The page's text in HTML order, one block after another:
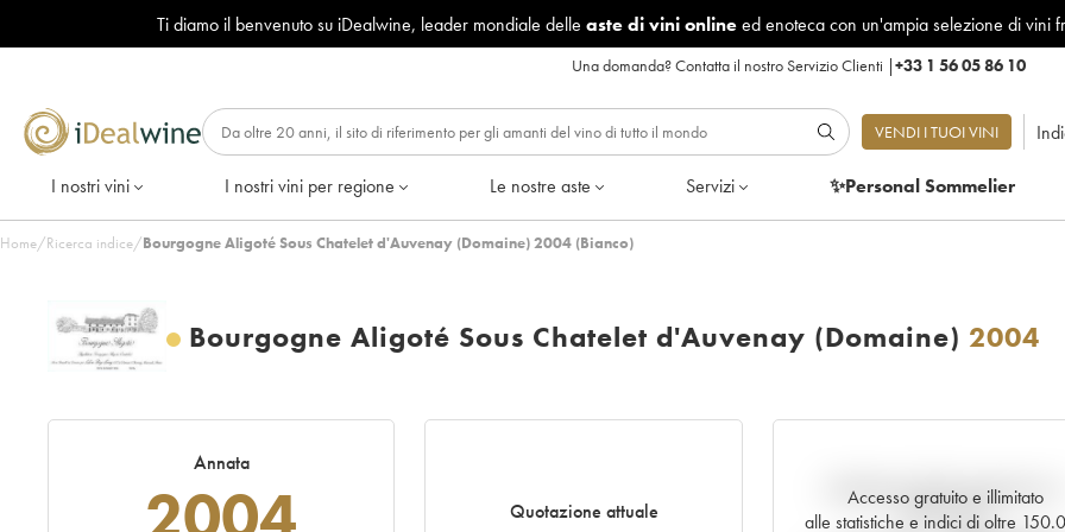
Ti diamo il benvenuto su iDealwine, leader mondiale delle aste di vini onlineed enoteca con un'ampia selezione di vini
Una domanda?Contatta il nostro Servizio Clienti |+33 1 56 05 86 10
VENDI I TUOI VINI
I nostri vini I nostri vini per regione Le nostre aste Servizi ✨Personal Sommelier
Home/Ricerca indice/Bourgogne Aligoté Sous Chatelet d'Auvenay (Domaine) 2004 (Bianco)
Bourgogne Aligoté Sous Chatelet d'Auvenay (Domaine) 2004
Annata
Quotazione attuale
Accesso gratuito e illimitato
alle statistiche e indici di oltre
Andamento della quotazione in
tempo reale